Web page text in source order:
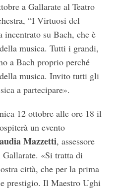
a Gallarate al Teatro
“I Virtuosi del
incentrato su Bach, che è
musica. Tutti i grandi,
a Bach proprio perché
musica. Invito tutti gli
a partecipare».
12 ottobre alle ore 18 il
un evento
Mazzetti, assessore
«Si tratta di
città, che per la prima
prestigio. Il Maestro Ughi